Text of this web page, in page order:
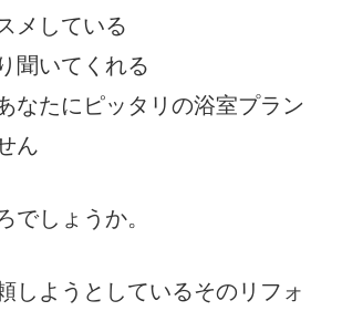
メしている
聞いてくれる
たにピッタリの浴室プラン
ん
でしょうか。
しようとしているそのリフォ